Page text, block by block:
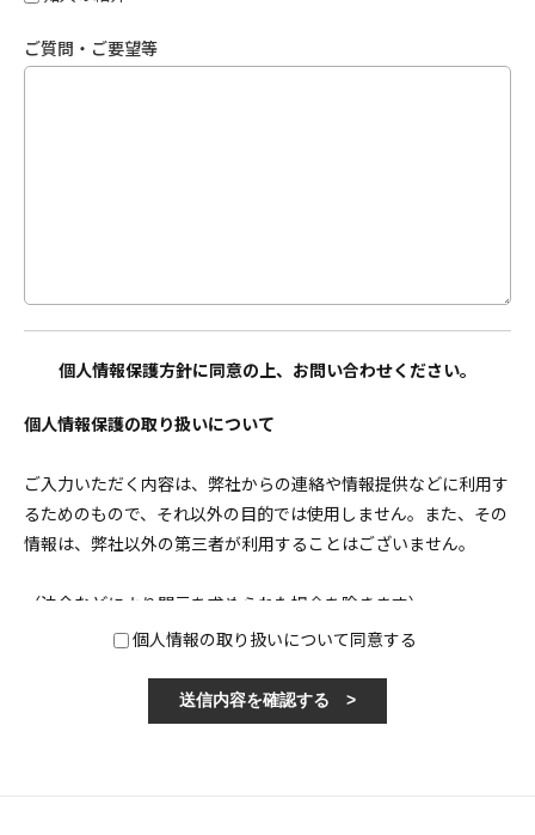
ご質問・ご要望等
個人情報保護方針に同意の上、お問い合わせください。
個人情報保護の取り扱いについて
ご入力いただく内容は、弊社からの連絡や情報提供などに利用す
るためのもので、それ以外の目的では使用しません。また、その
情報は、弊社以外の第三者が利用することはございません。
（法令などにより開示を求められた場合を除きます）
個人情報の取り扱いについて同意する